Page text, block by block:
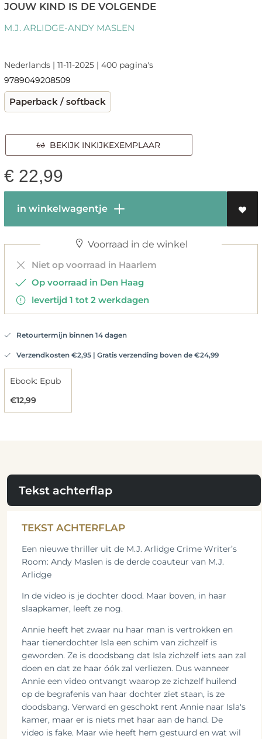
JOUW KIND IS DE VOLGENDE
M.J. ARLIDGE-ANDY MASLEN
Nederlands | 11-11-2025 | 400 pagina's
9789049208509
Paperback / softback
BEKIJK INKIJKEXEMPLAAR
€ 22,99
in winkelwagentje
Voorraad in de winkel
Niet op voorraad in Haarlem
Op voorraad in Den Haag
levertijd 1 tot 2 werkdagen
Retourtermijn binnen 14 dagen
Verzendkosten €2,95 | Gratis verzending boven de €24,99
Ebook: Epub
€12,99
Tekst achterflap
TEKST ACHTERFLAP
Een nieuwe thriller uit de M.J. Arlidge Crime Writer’s
Room: Andy Maslen is de derde coauteur van M.J.
Arlidge
In de video is je dochter dood. Maar boven, in haar
slaapkamer, leeft ze nog.
Annie heeft het zwaar nu haar man is vertrokken en
haar tienerdochter Isla een schim van zichzelf is
geworden. Ze is doodsbang dat Isla zichzelf iets aan zal
doen en dat ze haar óók zal verliezen. Dus wanneer
Annie een video ontvangt waarop ze zichzelf huilend
op de begrafenis van haar dochter ziet staan, is ze
doodsbang. Verward en geschokt rent Annie naar Isla's
kamer, maar er is niets met haar aan de hand. De
video is fake. Maar wie heeft hem gestuurd en wat wil